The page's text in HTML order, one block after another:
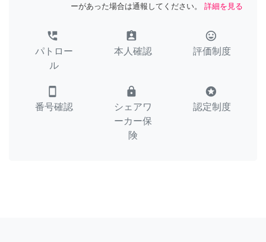
ーがあった場合は通報してください。
詳細を見る
perm_phone_msg
パトロー
ル
assignment_ind
本人確認
tag_faces
評価制度
smartphone
番号確認
lock
シェアワ
ーカー保
険
stars
認定制度